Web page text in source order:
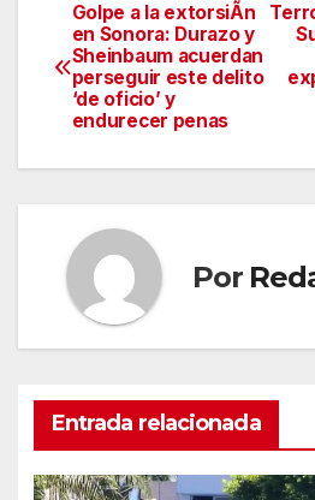
Navegación
de
entradas
Golpe a la extorsiÃn
en Sonora: Durazo y
Sheinbaum acuerdan
perseguir este delito
‘de oficio’ y
endurecer penas
Por
Entrada relacionada